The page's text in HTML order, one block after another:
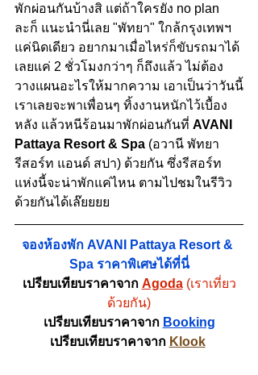
พักผ่อนกันบ้างสิ แต่ถ้าใครยัง no plan
ละก็ แนะนำนี่เลย "พัทยา" ใกล้กรุงเทพฯ
แค่นิดเดียว อยากมาเมื่อไหร่ก็ขับรถมาได้
เลยแค่ 2 ชั่วโมงกว่าๆ ก็ถึงแล้ว ไม่ต้อง
วางแผนอะไรให้มากความ เอาเป็นว่าวันนี้
เราเลยจะพาเพื่อนๆ ทิ้งงานหนักไว้เบื้อง
หลัง แล้วหนีร้อนมาพักผ่อนกันที่ AVANI
Pattaya Resort & Spa (อวานี พัทยา
รีสอร์ท แอนด์ สปา) ด้วยกัน ซึ่งรีสอร์ท
แห่งนี้จะน่าพักแค่ไหน ตามไปชมในรีวิว
ด้วยกันได้เล๊ยยยย
จองห้องพัก AVANI Pattaya Resort &
Spa ราคาพิเศษได้ที่นี่
เปรียบเทียบราคาจาก Agoda (เราเที่ยว
ด้วยกัน)
เปรียบเทียบราคาจาก Booking
เปรียบเทียบราคาจาก Klook